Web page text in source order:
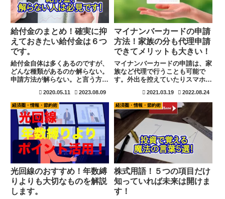
給付金のまとめ！確実に抑
えておきたい給付金は６つ
です。
給付金自体は多くあるのですが、
どんな種類があるのか解らない。
申請方法が解らない。と言う方は
きたい給付金は6つです。この給
付金だけはしかりと抑え、自分が
該当するものは申請の手続き準備
を進めましょう。
2020.05.11 2023.08.09
マイナンバーカードの申請
方法！家族の分も代理申請
できてメリットも大きい！
マイナンバーカードの申請は、家
族など代理で行うことも可能で
す。外出を控えていたりスマホを
や帰省の時にでも安心して申請を
済ませることができます。申請は
代理で出来ますが受取は本人が市
町村自治体へ行く必要がありま
す。マイナンバーのポイント取得
もスマホがないとキャッシュカー
ドが必要になるので注意！
2021.03.19 2022.08.24
経済圏・情報・節約術
光回線のおすすめ！年数縛
りよりも大切なものを解説
します。
経済圏・情報・節約術
株式用語！５つの項目だけ
知っていれば未来は開けま
す！